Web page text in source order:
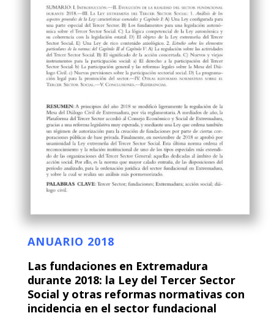
ANUARIO 2018
Las fundaciones en Extremadura
durante 2018: la Ley del Tercer Sector
Social y otras reformas normativas con
incidencia en el sector fundacional